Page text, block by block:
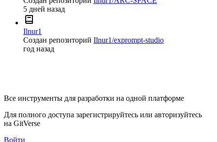
5 дней назад
Ilnur1
Создан репозиторий Ilnur1/exprompt-studio
год назад
Все инструменты для разработки на одной платформе
Для полного доступа зарегистрируйтесь или авторизуйтесь
на GitVerse
Войти